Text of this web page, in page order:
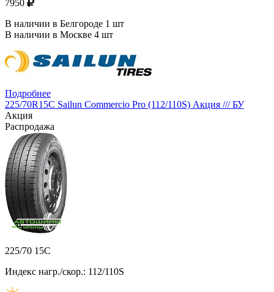
7950
В наличии в Белгороде 1 шт
В наличии в Москве 4 шт
Подробнее
225/70R15C Sailun Commercio Pro (112/110S) Акция /// БУ
Акция
Распродажа
225/70 15C
Индекс нагр./скор.: 112/110S